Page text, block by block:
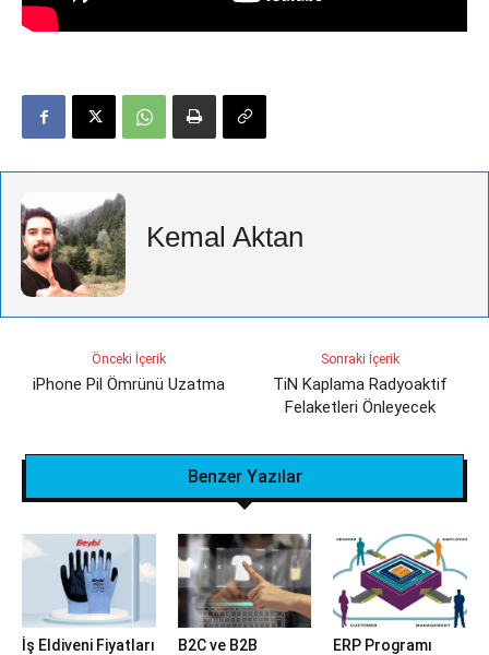
Kemal Aktan
Önceki İçerik
iPhone Pil Ömrünü Uzatma
Sonraki İçerik
TiN Kaplama Radyoaktif
Felaketleri Önleyecek
Benzer Yazılar
İş Eldiveni Fiyatları
B2C ve B2B
ERP Programı